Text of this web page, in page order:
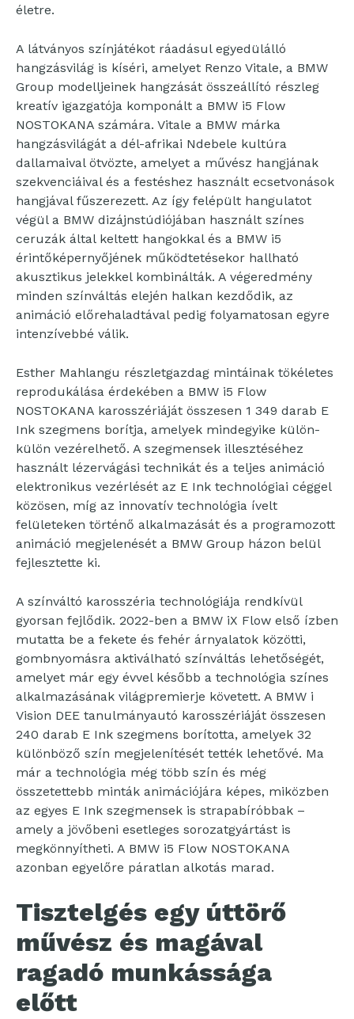
életre.
A látványos színjátékot ráadásul egyedülálló
hangzásvilág is kíséri, amelyet Renzo Vitale, a BMW
Group modelljeinek hangzását összeállító részleg
kreatív igazgatója komponált a BMW i5 Flow
NOSTOKANA számára. Vitale a BMW márka
hangzásvilágát a dél-afrikai Ndebele kultúra
dallamaival ötvözte, amelyet a művész hangjának
szekvenciáival és a festéshez használt ecsetvonások
hangjával fűszerezett. Az így felépült hangulatot
végül a BMW dizájnstúdiójában használt színes
ceruzák által keltett hangokkal és a BMW i5
érintőképernyőjének működtetésekor hallható
akusztikus jelekkel kombinálták. A végeredmény
minden színváltás elején halkan kezdődik, az
animáció előrehaladtával pedig folyamatosan egyre
intenzívebbé válik.
Esther Mahlangu részletgazdag mintáinak tökéletes
reprodukálása érdekében a BMW i5 Flow
NOSTOKANA karosszériáját összesen 1 349 darab E
Ink szegmens borítja, amelyek mindegyike külön-
külön vezérelhető. A szegmensek illesztéséhez
használt lézervágási technikát és a teljes animáció
elektronikus vezérlését az E Ink technológiai céggel
közösen, míg az innovatív technológia ívelt
felületeken történő alkalmazását és a programozott
animáció megjelenését a BMW Group házon belül
fejlesztette ki.
A színváltó karosszéria technológiája rendkívül
gyorsan fejlődik. 2022-ben a BMW iX Flow első ízben
mutatta be a fekete és fehér árnyalatok közötti,
gombnyomásra aktiválható színváltás lehetőségét,
amelyet már egy évvel később a technológia színes
alkalmazásának világpremierje követett. A BMW i
Vision DEE tanulmányautó karosszériáját összesen
240 darab E Ink szegmens borította, amelyek 32
különböző szín megjelenítését tették lehetővé. Ma
már a technológia még több szín és még
összetettebb minták animációjára képes, miközben
az egyes E Ink szegmensek is strapabíróbbak –
amely a jövőbeni esetleges sorozatgyártást is
megkönnyítheti. A BMW i5 Flow NOSTOKANA
azonban egyelőre páratlan alkotás marad.
Tisztelgés egy úttörő
művész és magával
ragadó munkássága
előtt